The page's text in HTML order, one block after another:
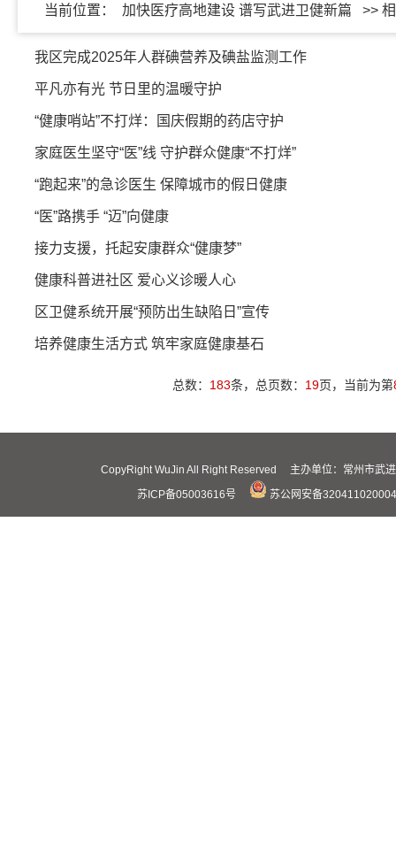
当前位置： 加快医疗高地建设 谱写武进卫健新篇 >>
我区完成2025年人群碘营养及碘盐监测工作
平凡亦有光 节日里的温暖守护
“健康哨站”不打烊：国庆假期的药店守护
家庭医生坚守“医”线 守护群众健康“不打烊”
“跑起来”的急诊医生 保障城市的假日健康
“医”路携手 “迈”向健康
接力支援，托起安康群众“健康梦”
健康科普进社区 爱心义诊暖人心
区卫健系统开展“预防出生缺陷日”宣传
培养健康生活方式 筑牢家庭健康基石
总数： 183条，总页数： 19页，当前为第
CopyRight WuJin All Right Reserved 主办单位：常州市
苏ICP备05003616号
苏公网安备